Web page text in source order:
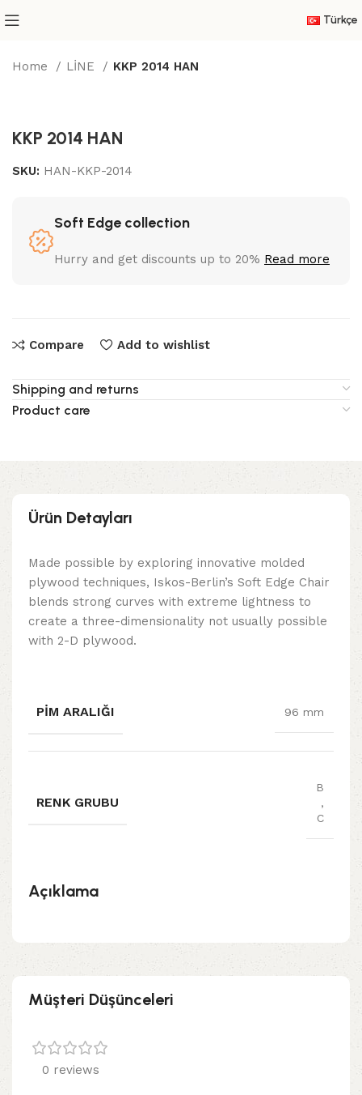
Türkçe
Home LİNE KKP 2014 HAN
KKP 2014 HAN
SKU: HAN-KKP-2014
Soft Edge collection
Hurry and get discounts up to 20% Read more
Compare Add to wishlist
Shipping and returns
Product care
Ürün Detayları
Made possible by exploring innovative molded
plywood techniques, Iskos-Berlin’s Soft Edge Chair
blends strong curves with extreme lightness to
create a three-dimensionality not usually possible
with 2-D plywood.
PIM ARALIĞI 96 mm
RENK GRUBU
B
,
C
Açıklama
Müşteri Düşünceleri
0 reviews